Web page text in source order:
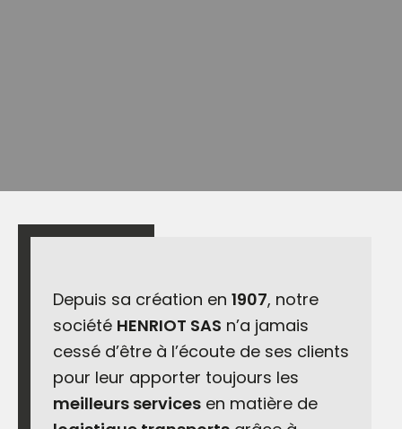
Depuis sa création en 1907, notre
société HENRIOT SAS n’a jamais
cessé d’être à l’écoute de ses clients
pour leur apporter toujours les
meilleurs servicesen matière de